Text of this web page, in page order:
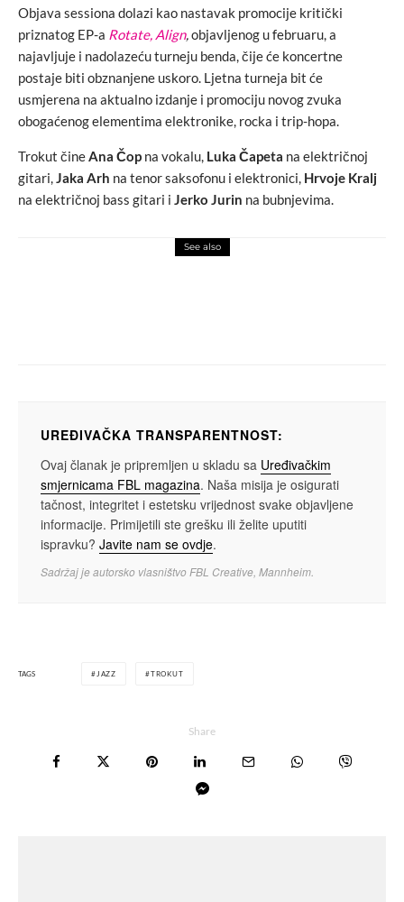
Objava sessiona dolazi kao nastavak promocije kritički
priznatog EP-a Rotate, Align,objavljenog u februaru, a
najavljuje i nadolazeću turneju benda, čije će koncertne
postaje biti obznanjene uskoro. Ljetna turneja bit će
usmjerena na aktualno izdanje i promociju novog zvuka
obogaćenog elementima elektronike, rocka i trip-hopa.
Trokut čineAna Čop na vokalu, Luka Čapeta na električnoj
gitari,Jaka Arh na tenor saksofonu i elektronici, Hrvoje Kralj
na električnoj bass gitari i Jerko Jurin na bubnjevima.
See also
UREĐIVAČKA TRANSPARENTNOST:
Ovaj članak je pripremljen u skladu sa Uređivačkim
smjernicama FBL magazina. Naša misija je osigurati
tačnost, integritet i estetsku vrijednost svake objavljene
informacije. Primijetili ste grešku ili želite uputiti
ispravku? Javite nam se ovdje.
Sadržaj je autorsko vlasništvo FBL Creative, Mannheim.
TAGS JAZZ TROKUT
Share